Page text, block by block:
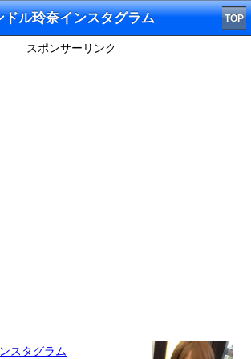
ドル玲奈インスタグラム TOP
スポンサーリンク
スタグラム